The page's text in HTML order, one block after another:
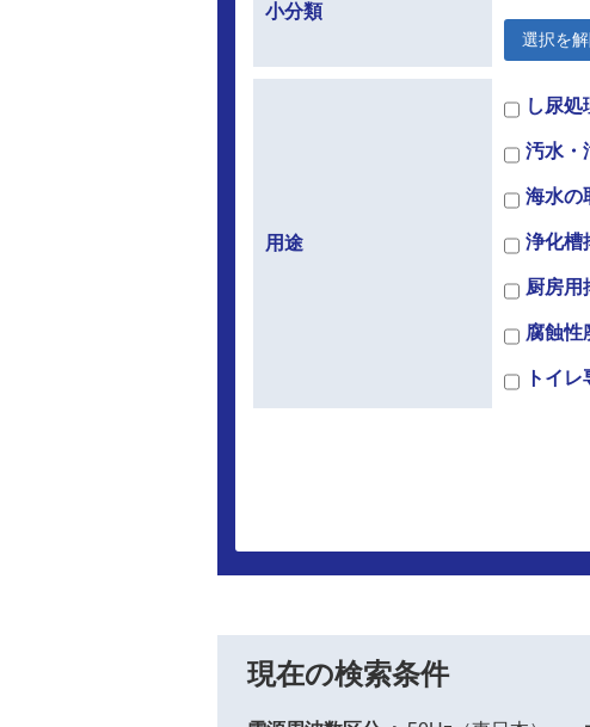
小分類
選択を
用途
し尿処
汚水・
海水の
浄化槽
厨房用
腐蝕性
トイ
現在の検索条件